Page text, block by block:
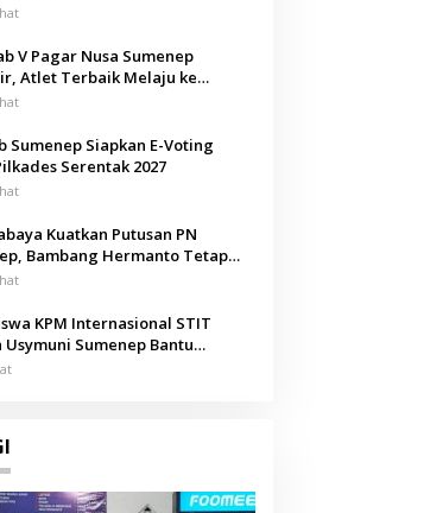
V Pagar Nusa Sumenep
Atlet Terbaik Melaju ke
Jatim
Sumenep Siapkan E-Voting
Serentak 2027
Kuatkan Putusan PN
Bambang Hermanto Tetap
Pemilik Sah Tanah di
KPM Internasional STIT
Sumenep Bantu
Jenazah WNI di Malaysia